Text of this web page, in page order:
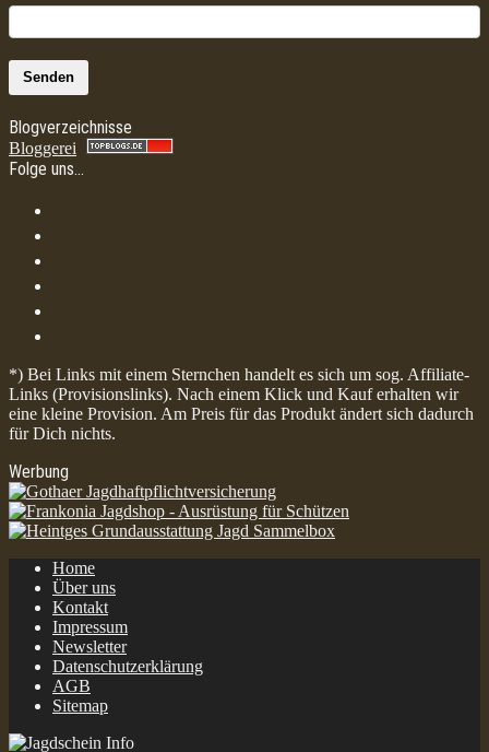
Senden
Blogverzeichnisse
Bloggerei
Folge uns…
*) Bei Links mit einem Sternchen handelt es sich um sog. Affiliate-
Links (Provisionslinks). Nach einem Klick und Kauf erhalten wir
eine kleine Provision. Am Preis für das Produkt ändert sich dadurch
für Dich nichts.
Werbung
Home
Über uns
Kontakt
Impressum
Newsletter
Datenschutzerklärung
AGB
Sitemap